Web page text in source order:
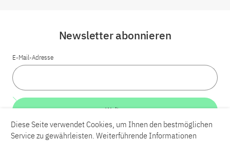
Newsletter abonnieren
E-Mail-Adresse
Weiter
Diese Seite verwendet Cookies, um Ihnen den bestmöglichen
Service zu gewährleisten. Weiterführende Informationen